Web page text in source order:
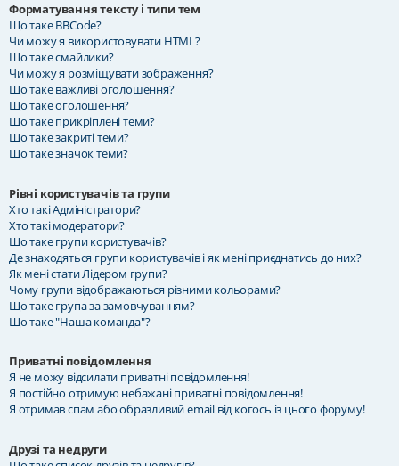
Форматування тексту і типи тем
Що таке BBCode?
Чи можу я використовувати HTML?
Що таке смайлики?
Чи можу я розміщувати зображення?
Що таке важливі оголошення?
Що таке оголошення?
Що таке прикріплені теми?
Що таке закриті теми?
Що таке значок теми?
Рівні користувачів та групи
Хто такі Адміністратори?
Хто такі модератори?
Що таке групи користувачів?
Де знаходяться групи користувачів і як мені приєднатись до них?
Як мені стати Лідером групи?
Чому групи відображаються різними кольорами?
Що таке група за замовчуванням?
Що таке "Наша команда"?
Приватні повідомлення
Я не можу відсилати приватні повідомлення!
Я постійно отримую небажані приватні повідомлення!
Я отримав спам або образливий email від когось із цього форуму!
Друзі та недруги